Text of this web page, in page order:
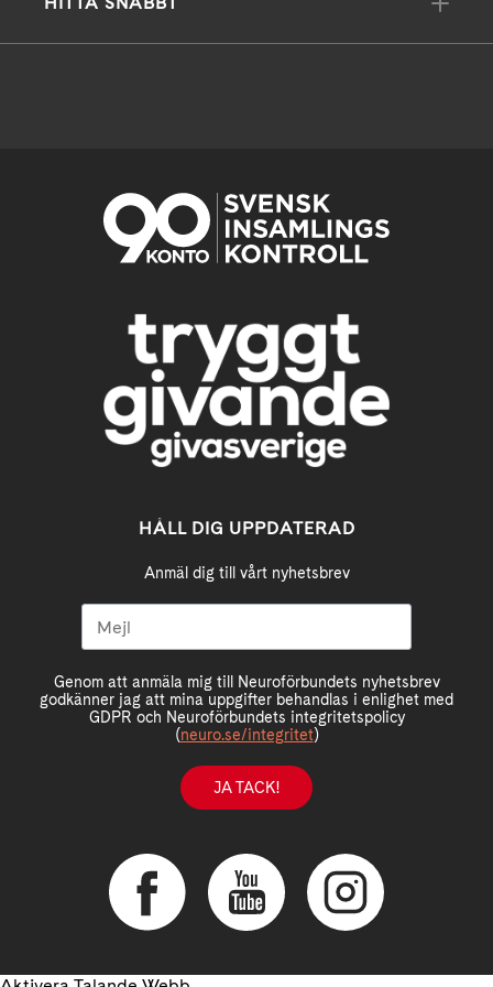
HÅLL DIG UPPDATERAD
Anmäl dig till vårt nyhetsbrev
Genom att anmäla mig till Neuroförbundets nyhetsbrev
godkänner jag att mina uppgifter behandlas i enlighet med
GDPR och Neuroförbundets integritetspolicy
(neuro.se/integritet)
JA TACK!